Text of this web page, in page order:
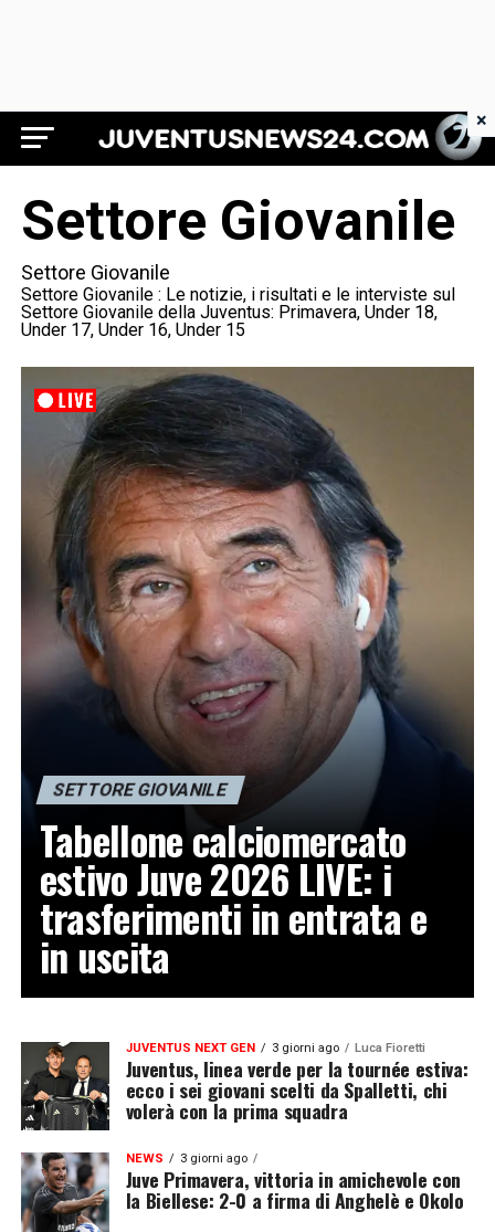
Juventus News 24
Settore Giovanile
Settore Giovanile
Settore Giovanile : Le notizie, i risultati e le interviste sul
Settore Giovanile della Juventus: Primavera, Under 18,
Under 17, Under 16, Under 15
SETTORE GIOVANILE
Tabellone calciomercato
estivo Juve 2026 LIVE: i
trasferimenti in entrata e
in uscita
JUVENTUS NEXT GEN 3 giorni ago Luca Fioretti
Juventus, linea verde per la tournée estiva:
ecco i sei giovani scelti da Spalletti, chi
volerà con la prima squadra
NEWS 3 giorni ago
Juve Primavera, vittoria in amichevole con
la Biellese: 2-0 a firma di Anghelè e Okolo
×